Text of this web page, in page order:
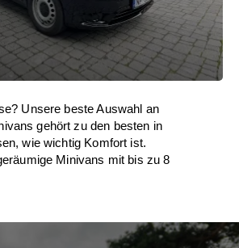
Unsere beste Auswahl an
gehört zu den besten in
wie wichtig Komfort ist.
Minivans mit bis zu 8